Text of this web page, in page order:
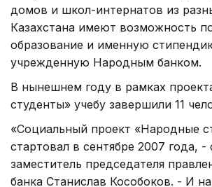
домов и школ-интернатов из
Казахстана имеют возможность
образование и именную
учрежденную Народным банком.
В нынешнем году в рамках
студенты» учебу завершили 11
«Социальный проект «Народные
стартовал в сентябре 2007 года, -
заместитель председателя
банка Станислав Кособоков. - И